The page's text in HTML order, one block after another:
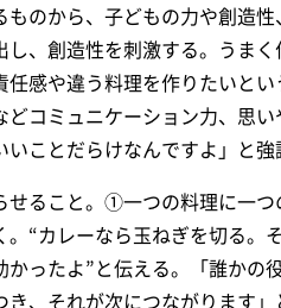
のから、子どもの力や創造性
、創造性を刺激する。うま
感や違う料理を作りたいと
コミュニケーション力、思い
ことだらけなんですよ」と強
せること。①一つの料理に一つ
“カレーなら玉ねぎを切る。
かったよ”と伝える。「誰かの
、 それが次につながります」